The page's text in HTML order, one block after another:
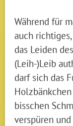
Während für
auch
das Leiden
(Leih-)Leib
darf sich das
bisschen
verspüren